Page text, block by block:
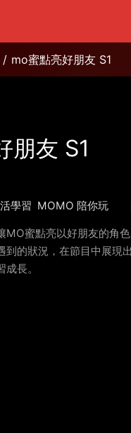
/ mo蜜點亮好朋友 S1
朋友 S1
學習 MOMO 陪你玩
MO蜜點亮以好朋友的角
到的狀況，在節目中展
長。